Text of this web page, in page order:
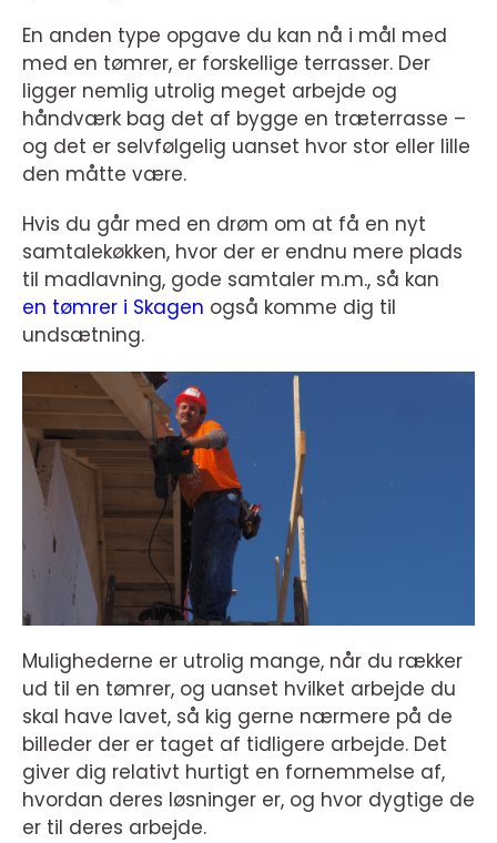
En anden type opgave du kan nå i mål med
med en tømrer, er forskellige terrasser. Der
ligger nemlig utrolig meget arbejde og
håndværk bag det af bygge en træterrasse –
og det er selvfølgelig uanset hvor stor eller lille
den måtte være.
Hvis du går med en drøm om at få en nyt
samtalekøkken, hvor der er endnu mere plads
til madlavning, gode samtaler m.m., så kan
en tømrer i Skagen også komme dig til
undsætning.
Mulighederne er utrolig mange, når du rækker
ud til en tømrer, og uanset hvilket arbejde du
skal have lavet, så kig gerne nærmere på de
billeder der er taget af tidligere arbejde. Det
giver dig relativt hurtigt en fornemmelse af,
hvordan deres løsninger er, og hvor dygtige de
er til deres arbejde.